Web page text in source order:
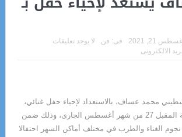
أغسطس 21, 2021 فى: فن
لا يوجد تعليقات
الالكترونى
محمد عساف، بالاستعداد لإحياء حفل غنائي،
في دبى، يوم الجمعة المقبل 27 من شهر أغسطس الجارى، وذلك ضمن
نجوم الغناء والطرب في مختلف أماكن السهر احتفالا